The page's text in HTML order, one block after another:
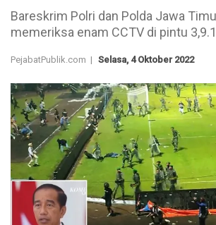
Bareskrim Polri dan Polda Jawa
memeriksa enam CCTV di pintu
PejabatPublik.com | Selasa, 4 Oktober 2022